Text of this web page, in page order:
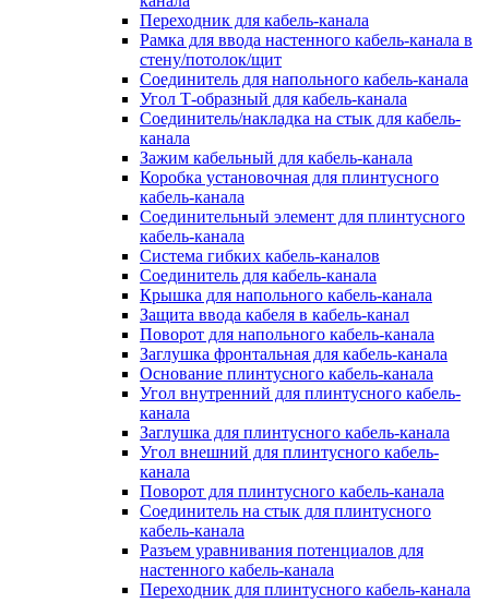
Переходник для кабель-канала
Рамка для ввода настенного кабель-канала в
стену/потолок/щит
Соединитель для напольного кабель-канала
Угол Т-образный для кабель-канала
Соединитель/накладка на стык для кабель-
канала
Зажим кабельный для кабель-канала
Коробка установочная для плинтусного
кабель-канала
Соединительный элемент для плинтусного
кабель-канала
Система гибких кабель-каналов
Соединитель для кабель-канала
Крышка для напольного кабель-канала
Защита ввода кабеля в кабель-канал
Поворот для напольного кабель-канала
Заглушка фронтальная для кабель-канала
Основание плинтусного кабель-канала
Угол внутренний для плинтусного кабель-
канала
Заглушка для плинтусного кабель-канала
Угол внешний для плинтусного кабель-
канала
Поворот для плинтусного кабель-канала
Соединитель на стык для плинтусного
кабель-канала
Разъем уравнивания потенциалов для
настенного кабель-канала
Переходник для плинтусного кабель-канала